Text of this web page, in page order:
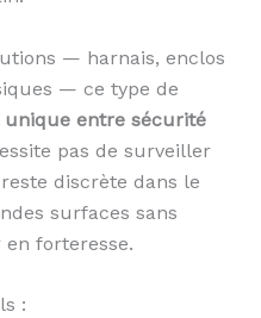
— harnais, enclos
— ce type de
entre sécurité
pas de surveiller
discrète dans le
surfaces sans
forteresse.
: